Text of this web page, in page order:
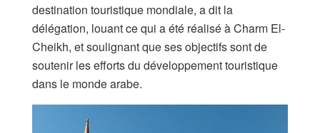
destination touristique mondiale, a dit la
délégation, louant ce qui a été réalisé à Charm El-
Cheikh, et soulignant que ses objectifs sont de
soutenir les efforts du développement touristique
dans le monde arabe.